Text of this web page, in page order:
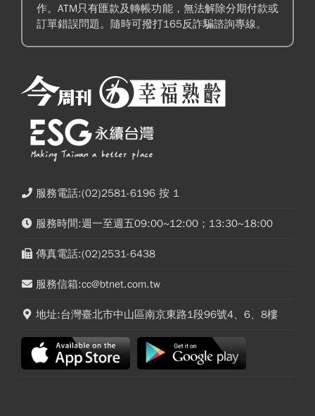
作。ATM只有匯款及轉帳功能，無法解除分期付款或
訂單錯誤問題。隨時可撥打165反詐騙諮詢專線。
服務電話:(02)2581-6196 按 1
服務時間:週一至週五09:00~12:00；13:30~18:00
傳真電話:(02)2531-6438
服務信箱:cc@btnet.com.tw
地址:台灣臺北市中山區南京東路1段96號4、6、8樓